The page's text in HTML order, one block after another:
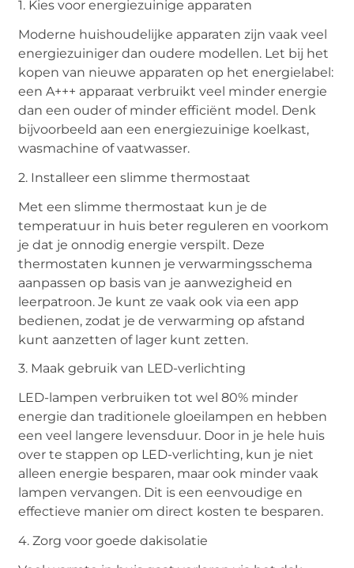
1. Kies voor energiezuinige apparaten
Moderne huishoudelijke apparaten zijn vaak veel
energiezuiniger dan oudere modellen. Let bij het
kopen van nieuwe apparaten op het energielabel:
een A+++ apparaat verbruikt veel minder energie
dan een ouder of minder efficiënt model. Denk
bijvoorbeeld aan een energiezuinige koelkast,
wasmachine of vaatwasser.
2. Installeer een slimme thermostaat
Met een slimme thermostaat kun je de
temperatuur in huis beter reguleren en voorkom
je dat je onnodig energie verspilt. Deze
thermostaten kunnen je verwarmingsschema
aanpassen op basis van je aanwezigheid en
leerpatroon. Je kunt ze vaak ook via een app
bedienen, zodat je de verwarming op afstand
kunt aanzetten of lager kunt zetten.
3. Maak gebruik van LED-verlichting
LED-lampen verbruiken tot wel 80% minder
energie dan traditionele gloeilampen en hebben
een veel langere levensduur. Door in je hele huis
over te stappen op LED-verlichting, kun je niet
alleen energie besparen, maar ook minder vaak
lampen vervangen. Dit is een eenvoudige en
effectieve manier om direct kosten te besparen.
4. Zorg voor goede dakisolatie